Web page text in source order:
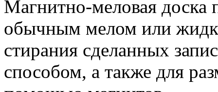
Магнитно-меловая доска
обычным мелом или
стирания сделанных
способом, а также для